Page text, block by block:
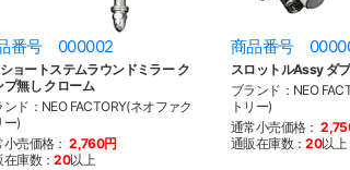
番号 000002
ョートステムラウンドミラー ク
プ無し クローム
ンド：NEO FACTORY(ネオファク
ー)
売価格： 2,760円
在庫数：20以上
商品番号
スロットルAssy ダ
ブランド：NEO
トリー)
通常小売価格：
通販在庫数：20以上